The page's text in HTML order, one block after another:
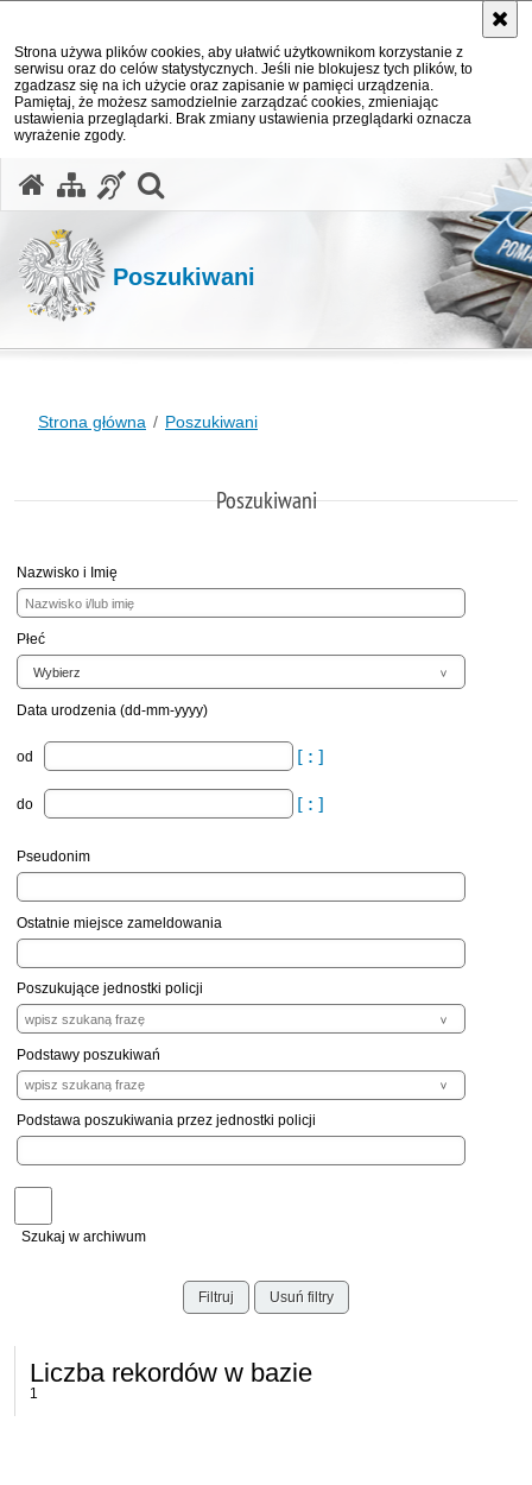
Strona używa plików cookies, aby ułatwić użytkownikom korzystanie z
serwisu oraz do celów statystycznych. Jeśli nie blokujesz tych plików, to
zgadzasz się na ich użycie oraz zapisanie w pamięci urządzenia.
Pamiętaj, że możesz samodzielnie zarządzać cookies, zmieniając
ustawienia przeglądarki. Brak zmiany ustawienia przeglądarki oznacza
wyrażenie zgody.
Poszukiwani
Strona główna Poszukiwani
Poszukiwani
Nazwisko i Imię
Płeć
Data urodzenia (dd-mm-yyyy)
od
do
Pseudonim
Ostatnie miejsce zameldowania
Poszukujące jednostki policji
Podstawy poszukiwań
Podstawa poszukiwania przez jednostki policji
Szukaj w archiwum
Filtruj Usuń filtry
Liczba rekordów w bazie
1